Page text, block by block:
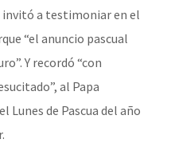
a testimoniar en el
“el anuncio pascual
Y recordó “con
al Papa
Lunes de Pascua del año